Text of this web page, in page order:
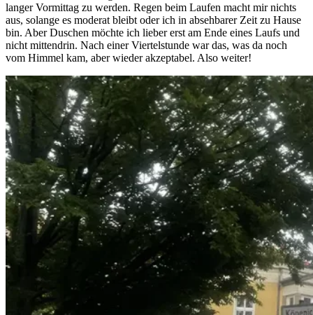
langer Vormittag zu werden. Regen beim Laufen macht mir nichts
aus, solange es moderat bleibt oder ich in absehbarer Zeit zu Hause
bin. Aber Duschen möchte ich lieber erst am Ende eines Laufs und
nicht mittendrin. Nach einer Viertelstunde war das, was da noch
vom Himmel kam, aber wieder akzeptabel. Also weiter!